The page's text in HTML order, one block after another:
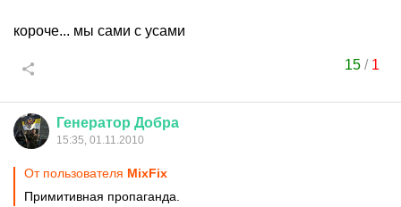
короче... мы сами с усами
15 / 1
Генератор Добра
15:35, 01.11.2010
От пользователя MixFix
Примитивная пропаганда.